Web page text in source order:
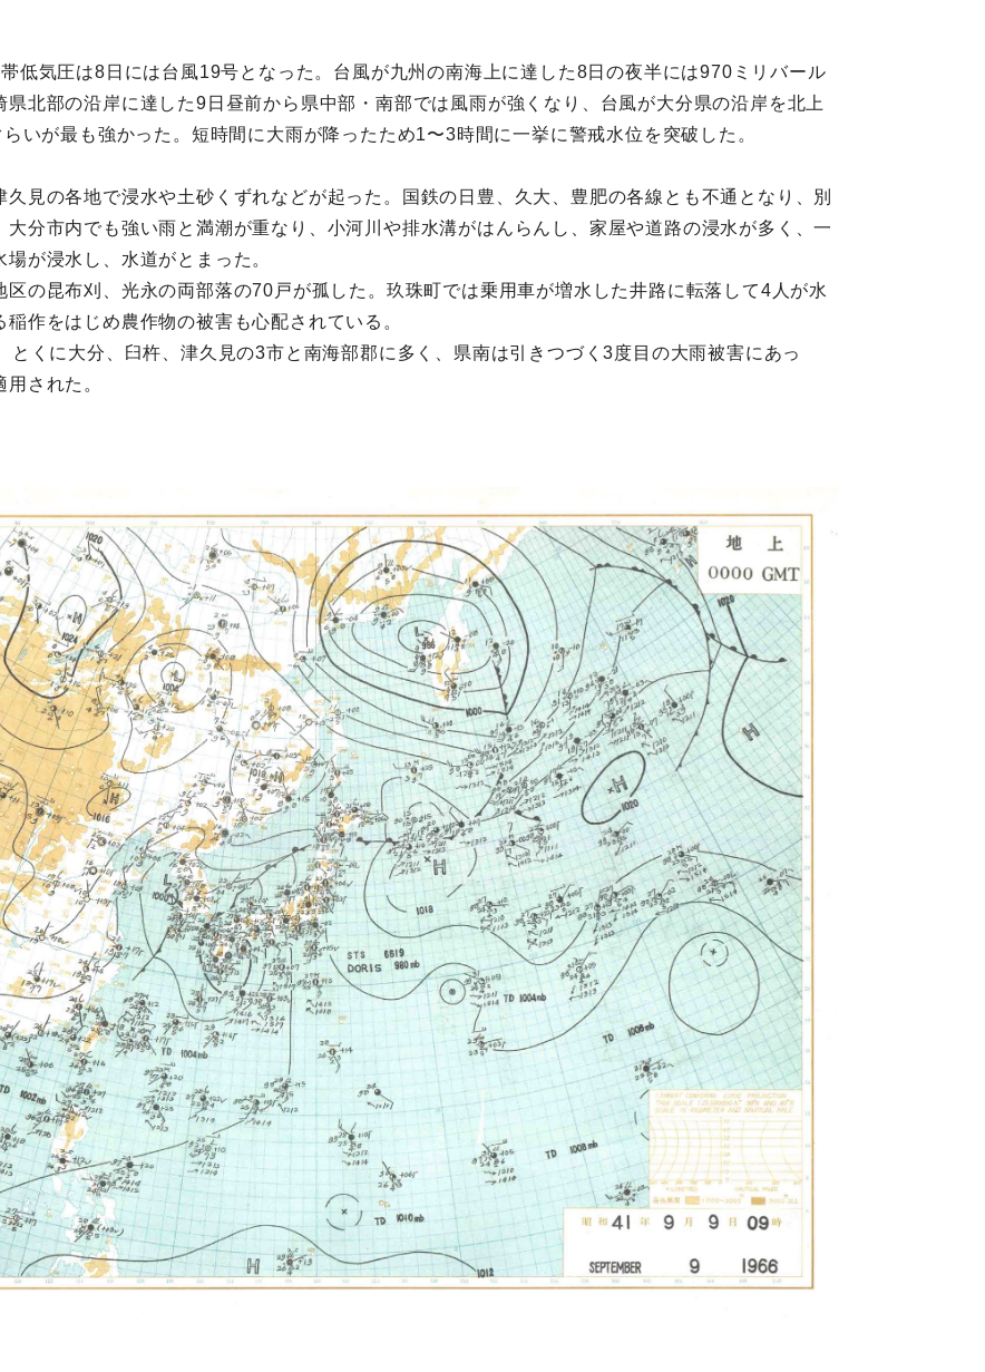
低気圧は8日には台風19号となった。台風が九州の南海上に達した8日の夜半には970ミリバール
北部の沿岸に達した9日昼前から県中部・南部では風雨が強くなり、台風が大分県の沿岸を北上
いが最も強かった。短時間に大雨が降ったため1〜3時間に一挙に警戒水位を突破した。
見の各地で浸水や土砂くずれなどが起った。国鉄の日豊、久大、豊肥の各線とも不通となり、別
分市内でも強い雨と満潮が重なり、小河川や排水溝がはんらんし、家屋や道路の浸水が多く、一
が浸水し、水道がとまった。
の昆布刈、光永の両部落の70戸が孤した。玖珠町では乗用車が増水した井路に転落して4人が水
作をはじめ農作物の被害も心配されている。
くに大分、臼杵、津久見の3市と南海部郡に多く、県南は引きつづく3度目の大雨被害にあっ
された。